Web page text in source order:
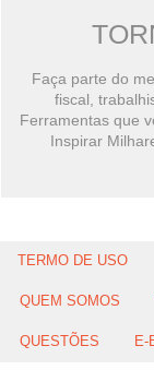
Faça parte do
fiscal,
Ferramentas que
Inspirar
TERMO DE USO
QUEM SOMOS
QUESTÕES E-